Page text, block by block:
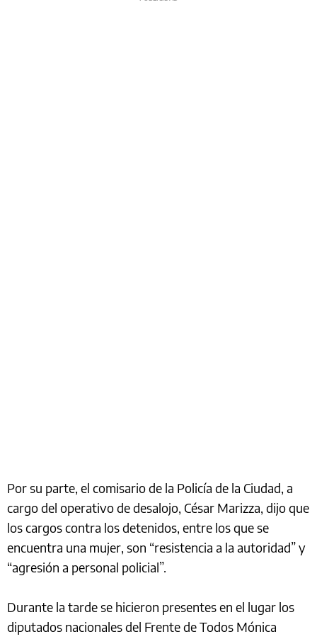
Por su parte, el comisario de la Policía de la Ciudad, a
cargo del operativo de desalojo, César Marizza, dijo que
los cargos contra los detenidos, entre los que se
encuentra una mujer, son “resistencia a la autoridad” y
“agresión a personal policial”.
Durante la tarde se hicieron presentes en el lugar los
diputados nacionales del Frente de Todos Mónica